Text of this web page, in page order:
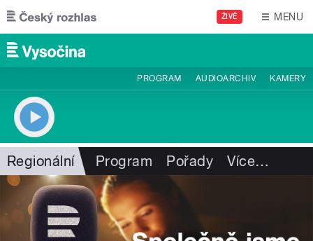
Přejít k hlavnímu obsahu
ŽIVĚ MENU
PROGRAM AUDIOARCHIV KAMERY
Regionální Program Pořady Více…